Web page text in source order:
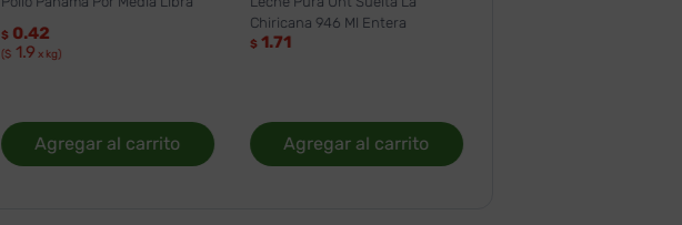
$ 0.42
($ 1.9 x kg)
Agregar al carrito
Chiricana 946 Ml Entera
$ 1.71
Agregar al carrito